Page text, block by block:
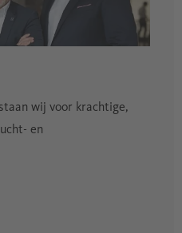
wij voor krachtige,
en